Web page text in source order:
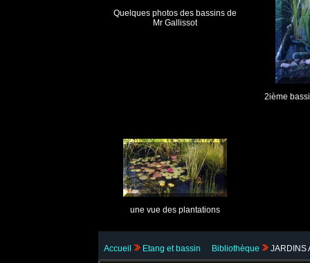
Quelques photos des bassins de
Mr Gallissot
2ième
une vue des plantations
Accueil Etang et bassin Bibliothèque JARDINS